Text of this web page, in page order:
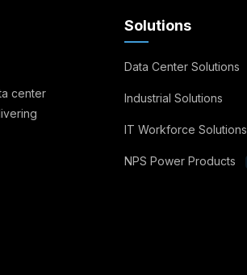
center
Solutions
Data Center Solutions
Industrial Solutions
IT Workforce Solutions
NPS Power Products